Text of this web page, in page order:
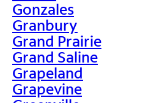
Gonzales
Granbury
Grand Prairie
Grand Saline
Grapeland
Grapevine